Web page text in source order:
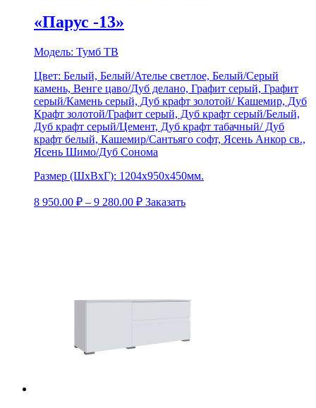
«Парус -13»
Модель: Тумб ТВ
Цвет: Белый, Белый/Ателье светлое, Белый/Серый
камень, Венге цаво/Дуб делано, Графит серый, Графит
серый/Камень серый, Дуб крафт золотой/ Кашемир, Дуб
Крафт золотой/Графит серый, Дуб крафт серый/Белый,
Дуб крафт серый/Цемент, Дуб крафт табачный/ Дуб
крафт белый, Кашемир/Сантьяго софт, Ясень Анкор св.,
Ясень Шимо/Дуб Сонома
Размер (ШхВхГ): 1204х950х450мм.
8 950.00 ₽ – 9 280.00 ₽ Заказать